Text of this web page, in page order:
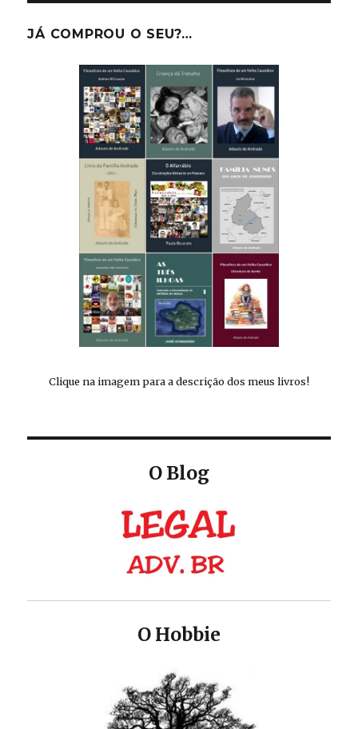
JÁ COMPROU O SEU?…
Clique na imagem para a descrição dos meus livros!
O Blog
O Hobbie